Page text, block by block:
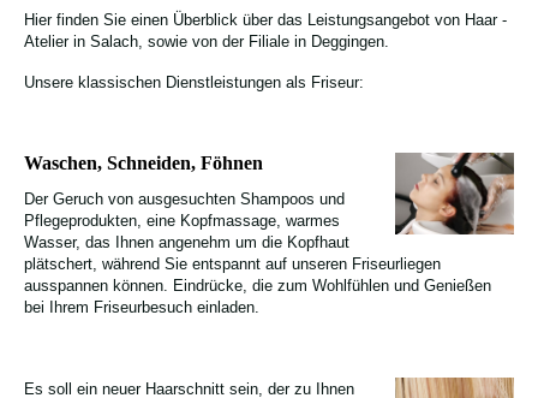
Hier finden Sie einen Überblick über das Leistungsangebot von Haar -
Atelier in Salach, sowie von der Filiale in Deggingen.
Unsere klassischen Dienstleistungen als Friseur:
Waschen, Schneiden, Föhnen
Der Geruch von ausgesuchten Shampoos und
Pflegeprodukten, eine Kopfmassage, warmes
Wasser, das Ihnen angenehm um die Kopfhaut
plätschert, während Sie entspannt auf unseren Friseurliegen
ausspannen können. Eindrücke, die zum Wohlfühlen und Genießen
bei Ihrem Friseurbesuch einladen.
Es soll ein neuer Haarschnitt sein, der zu Ihnen